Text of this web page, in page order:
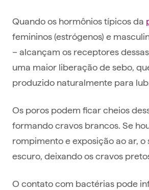
Quando os hormônios típicos da
femininos (estrógenos) e
– alcançam os receptores
uma maior liberação de sebo,
produzido naturalmente para
Os poros podem ficar cheios
formando cravos brancos. Se
rompimento e exposição ao ar, o
escuro, deixando os cravos
O contato com bactérias pode